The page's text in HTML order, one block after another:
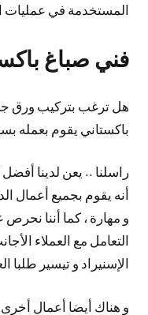
المستخدمة في عمليات
فني صباغ
هل ترغب بتركيب ورق
باكستاني يقوم بعمله
راسلنا .. يعن لدينا
أنه يقوم بجميع أعمال
و مهارة ، كما أننا
التعامل مع العملاء
الإسنيراد و تيسير طلبا
و هناك أيضا أعمال